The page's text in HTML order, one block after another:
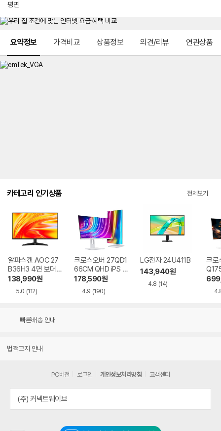
평면
요약정보 가격비교 상품정보 의견/리뷰 연관상품
카테고리 인기상품 전체보기
알파스캔 AOC 27
B36H3 4면 보더리
스 IPS 120 시력보
호 무결점
138,990원
5.0 (112)
크로스오버 27QD1
66CM QHD iPS U
SB-C 화이트 Ai 멀
티스탠드
178,590원
4.9 (190)
LG전자 24U411B
143,940원
4.8 (14)
크로
Ai
빠른배송 안내
법적고지 안내
PC버전 로그인 개인정보처리방침 고객센터
(주) 커넥트웨이브